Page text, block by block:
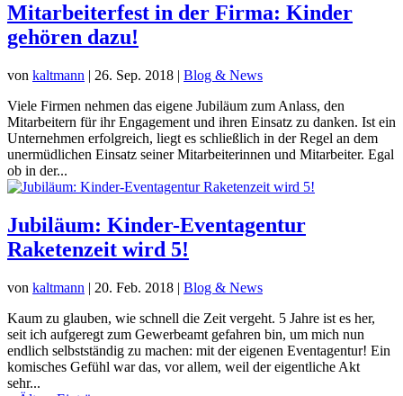
Mitarbeiterfest in der Firma: Kinder
gehören dazu!
von kaltmann | 26. Sep. 2018 | Blog & News
Viele Firmen nehmen das eigene Jubiläum zum Anlass, den
Mitarbeitern für ihr Engagement und ihren Einsatz zu danken. Ist ein
Unternehmen erfolgreich, liegt es schließlich in der Regel an dem
unermüdlichen Einsatz seiner Mitarbeiterinnen und Mitarbeiter. Egal
ob in der...
Jubiläum: Kinder-Eventagentur
Raketenzeit wird 5!
von kaltmann | 20. Feb. 2018 | Blog & News
Kaum zu glauben, wie schnell die Zeit vergeht. 5 Jahre ist es her,
seit ich aufgeregt zum Gewerbeamt gefahren bin, um mich nun
endlich selbstständig zu machen: mit der eigenen Eventagentur! Ein
komisches Gefühl war das, vor allem, weil der eigentliche Akt
sehr...